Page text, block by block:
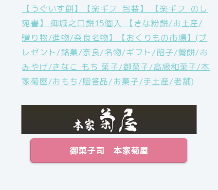
【うぐいす餅】【楽ギフ_包装】 【楽ギフ_のし
宛書】 御城之口餅15個入 【きな粉餅/お土産/
贈り物/進物/奈良名物】【おくりもの市場】(プ
レゼント/銘菓/奈良/名物/ギフト/餡子/鶯餅/お
みやげ/きなこ もち 菓子/御菓子/高級和菓子/本
家菊屋/おもち/贈答品/お菓子/手土産/老舗)
御菓子司 本家菊屋